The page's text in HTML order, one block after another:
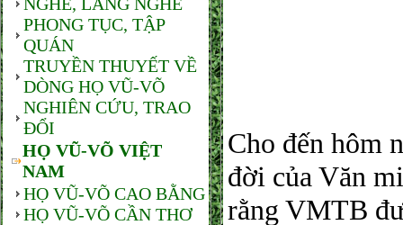
PHONG TỤC, TẬP
QUÁN
TRUYỀN THUYẾT VỀ
DÒNG HỌ VŨ-VÕ
NGHIÊN CỨU, TRAO
ĐỔI
HỌ VŨ-VÕ VIỆT
NAM
HỌ VŨ-VÕ CAO BẰNG
HỌ VŨ-VÕ CẦN THƠ
Cho đến hôm
đời của Văn
rằng VMTB